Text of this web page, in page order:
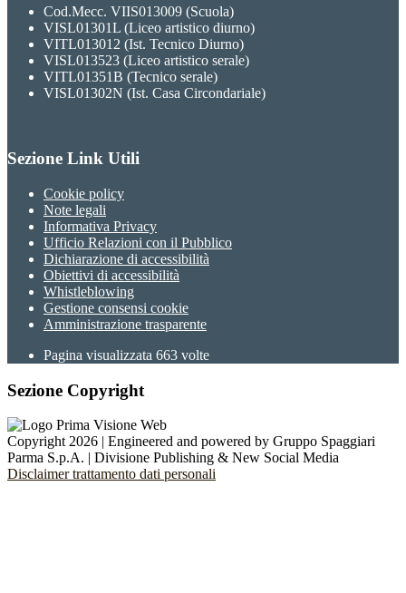
Cod.Mecc. VIIS013009 (Scuola)
VISL01301L (Liceo artistico diurno)
VITL013012 (Ist. Tecnico Diurno)
VISL013523 (Liceo artistico serale)
VITL01351B (Tecnico serale)
VISL01302N (Ist. Casa Circondariale)
Sezione Link Utili
Cookie policy
Note legali
Informativa Privacy
Ufficio Relazioni con il Pubblico
Dichiarazione di accessibilità
Obiettivi di accessibilità
Whistleblowing
Gestione consensi cookie
Amministrazione trasparente
Pagina visualizzata 663 volte
Sezione Copyright
Copyright 2026 | Engineered and powered by Gruppo Spaggiari
Parma S.p.A. | Divisione Publishing & New Social Media
Disclaimer trattamento dati personali